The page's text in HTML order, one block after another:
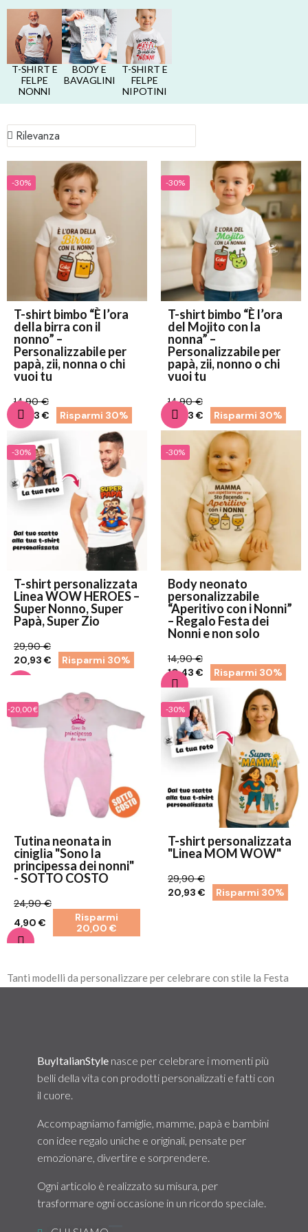
T-SHIRT E
FELPE
NONNI
BODY E
BAVAGLINI
T-SHIRT E
FELPE
NIPOTINI
-30%
T-shirt bimbo “È l’ora
della birra con il
nonno” –
Personalizzabile per
papà, zii, nonna o chi
vuoi tu
14,90 €
10,43 €
Risparmi 30%
-30%
T-shirt bimbo “È l’ora
del Mojito con la
nonna” –
Personalizzabile per
papà, zii, nonno o chi
vuoi tu
14,90 €
10,43 €
Risparmi 30%
-30%
T-shirt personalizzata
Linea WOW HEROES –
Super Nonno, Super
Papà, Super Zio
29,90 €
20,93 €
Risparmi 30%
-30%
Body neonato
personalizzabile
“Aperitivo con i Nonni”
– Regalo Festa dei
Nonni e non solo
14,90 €
10,43 €
Risparmi 30%
-20,00 €
Tutina neonata in
ciniglia "Sono la
principessa dei nonni"
- SOTTO COSTO
24,90 €
4,90 €
Risparmi
20,00 €
-30%
T-shirt personalizzata
"Linea MOM WOW"
29,90 €
20,93 €
Risparmi 30%
Tanti modelli da personalizzare per celebrare con stile la Festa
dei Nonni: t-shirt coordinate, body neonato e bavaglini con frasi
BuyItalianStyle nasce per celebrare i momenti più
belli della vita con prodotti personalizzati e fatti con
il cuore.
Accompagniamo famiglie, mamme, papà e bambini
con idee regalo uniche e originali, pensate per
emozionare, divertire e sorprendere.
Ogni articolo è realizzato su misura, per
trasformare ogni occasione in un ricordo speciale.